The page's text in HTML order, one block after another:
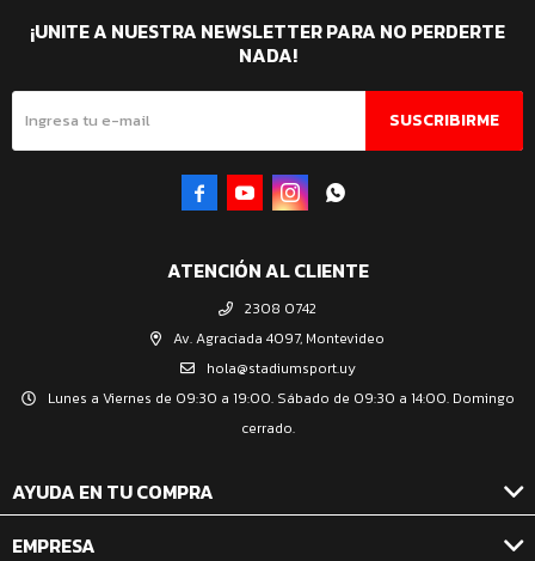
ATENCIÓN AL CLIENTE
2308 0742
Av. Agraciada 4097, Montevideo
hola@stadiumsport.uy
Lunes a Viernes de 09:30 a 19:00. Sábado de 09:30 a 14:00. Domingo
cerrado.
AYUDA EN TU COMPRA
EMPRESA
¡UNITE A NUESTRA NEWSLETTER PARA NO PERDERTE
NADA!
SUSCRIBIRME
   